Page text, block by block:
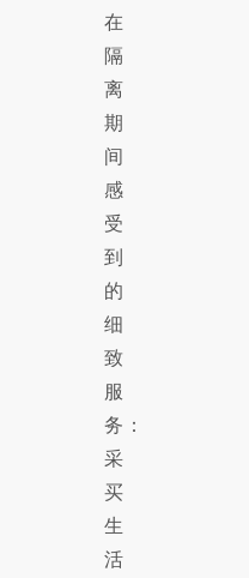
在
隔
离
期
间
感
受
到
的
细
致
服
务：
采
买
生
活